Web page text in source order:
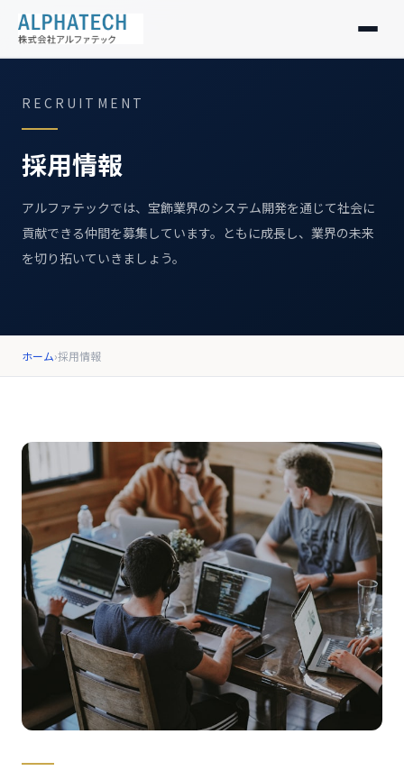
私たちの想い
お知らせ
RECRUITMENT
採用情報
アルファテックでは、宝飾業界のシステム開発を通じて社会に
貢献できる仲間を募集しています。ともに成長し、業界の未来
を切り拓いていきましょう。
ホーム›採用情報